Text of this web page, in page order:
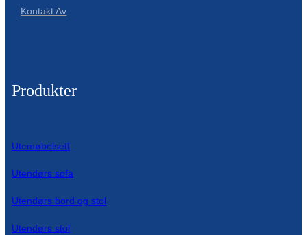
Kontakt Av
Produkter
Utemøbelsett
Utendørs sofa
Utendørs bord og stol
Utendørs stol